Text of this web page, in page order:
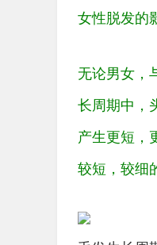
女性脱发的
无论男女，
长周期中，
产生更短，
较短，较细